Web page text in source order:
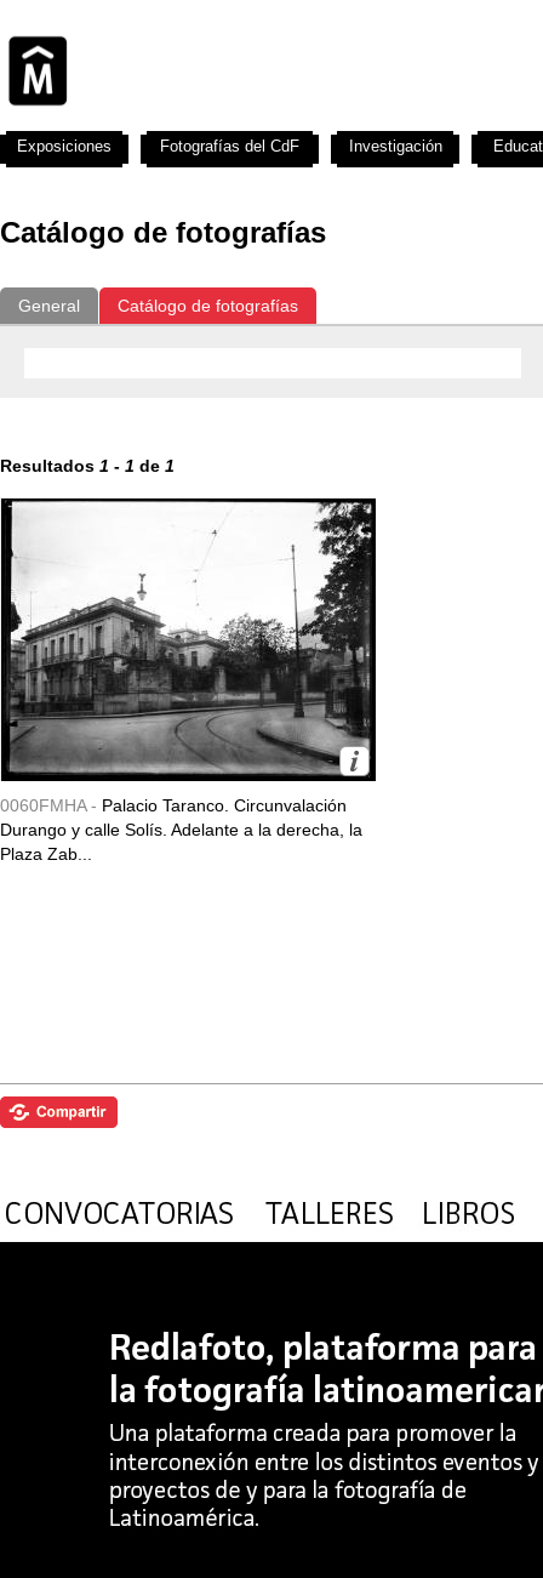
Catálogo de fotografías
General Catálogo de fotografías
Resultados 1 - 1 de 1
0060FMHA - Palacio Taranco. Circunvalación
Durango y calle Solís. Adelante a la derecha, la
Plaza Zab...
Exposiciones Fotografías del CdF Investigación